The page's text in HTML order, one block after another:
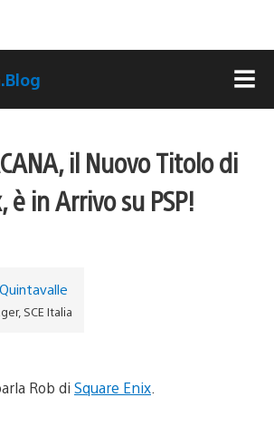
.Blog
il Nuovo Titolo di
è in Arrivo su PSP!
SCE Italia
Rob di Square Enix